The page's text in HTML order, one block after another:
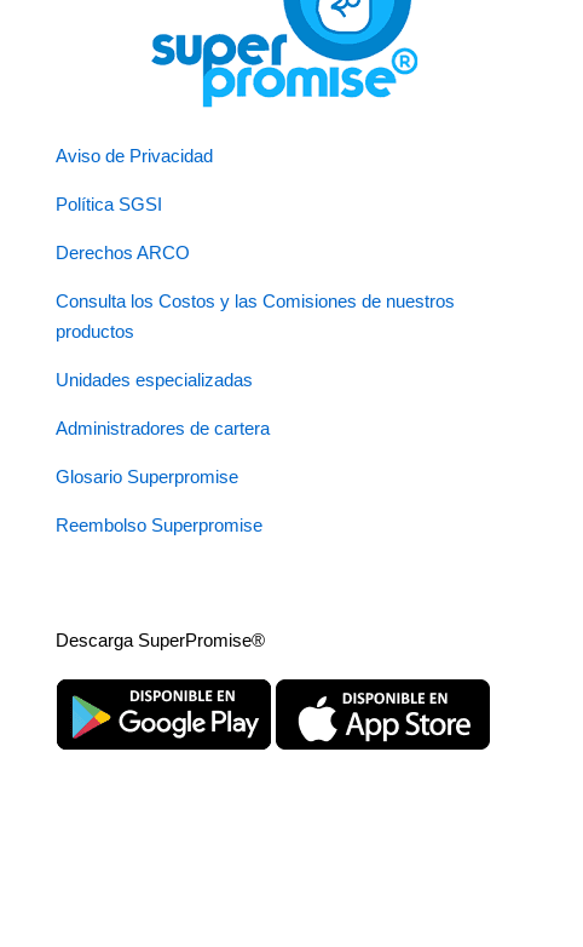
Aviso de Privacidad
Política SGSI
Derechos ARCO
Consulta los Costos y las Comisiones de nuestros
productos
Unidades especializadas
Administradores de cartera
Glosario Superpromise
Reembolso Superpromise
Descarga SuperPromise®